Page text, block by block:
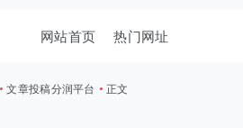
网站首页 热门网址
• 文章投稿分润平台 • 正文